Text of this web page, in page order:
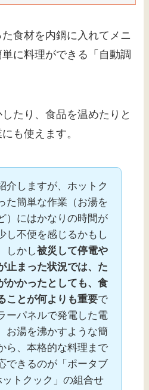
食材を内鍋に入れてメニ
に料理ができる「自動調
たり、食品を温めたりと
も使えます。
介しますが、ホットク
た簡単な作業（お湯を
）にはかなりの時間が
し不便を感じるかもし
しかし被災して停電や
止まった状況では、た
かかったとしても、食
ことが何よりも重要で
ーパネルで発電した電
お湯を沸かすような簡
ら、本格的な料理まで
できるのが「ポータブ
トクック」の組合せ